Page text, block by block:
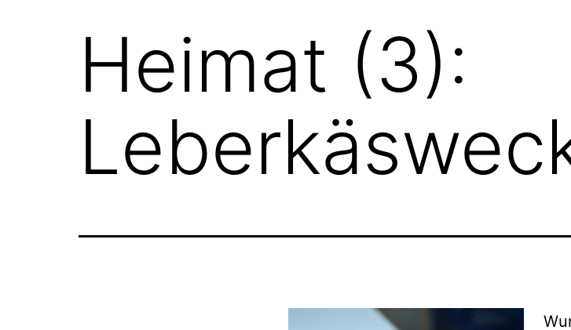
Heimat (3):